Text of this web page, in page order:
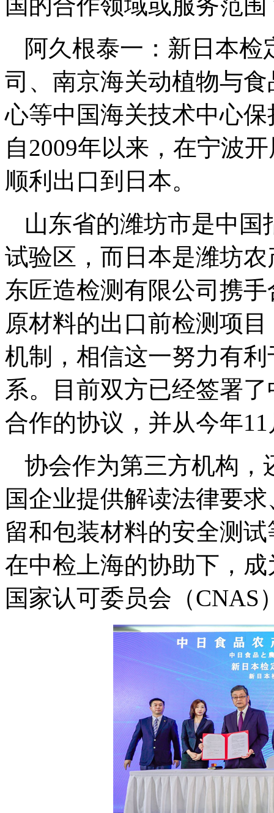
阿久根泰一：新日本
司、南京海关动植物与
心等中国海关技术中心
自2009年以来，在宁波
顺利出口到日本。
山东省的潍坊市是中
试验区，而日本是潍坊
东匠造检测有限公司携
原材料的出口前检测项
机制，相信这一努力有
系。目前双方已经签署
合作的协议，并从今年
协会作为第三方机构，
国企业提供解读法律要
留和包装材料的安全测
在中检上海的协助下，
国家认可委员会（CNAS